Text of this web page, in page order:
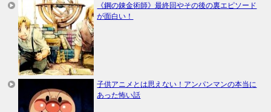
《鋼の錬金術師》最終回やその後の裏エピソード
が面白い！
子供アニメとは思えない！アンパンマンの本当に
あった怖い話